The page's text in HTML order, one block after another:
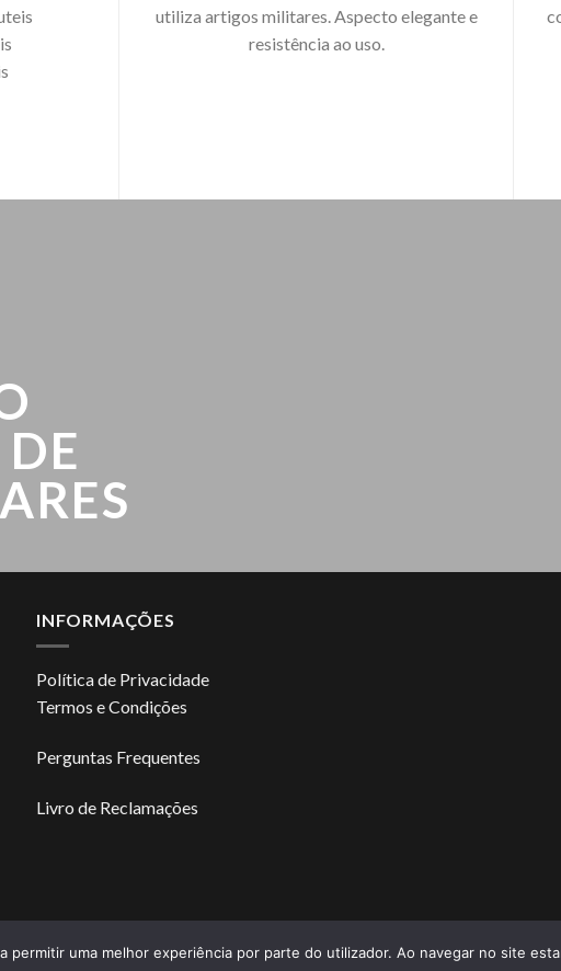
utiliza artigos militares. Aspecto elegante e
resistência ao uso.
INFORMAÇÕES
Política de Privacidade
Termos e Condições
Perguntas Frequentes
Livro de Reclamações
BOTAS BLOG CARRINHO ÁREA DE CLIENTE LOGIN\REGISTRO
permitir uma melhor experiência por parte do utilizador. Ao navegar no site